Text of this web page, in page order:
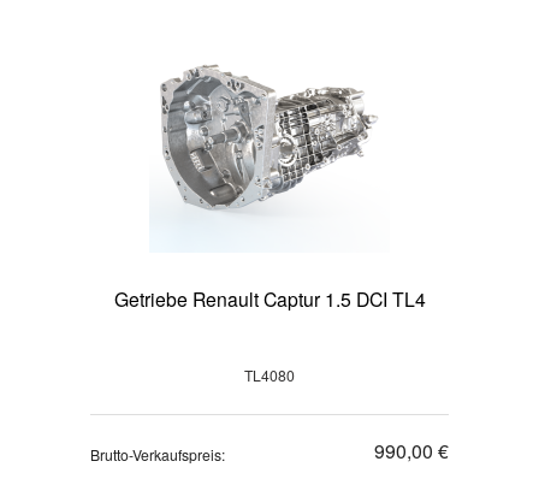
Getriebe Renault Captur 1.5 DCI TL4
TL4080
Brutto-Verkaufspreis: 990,00 €